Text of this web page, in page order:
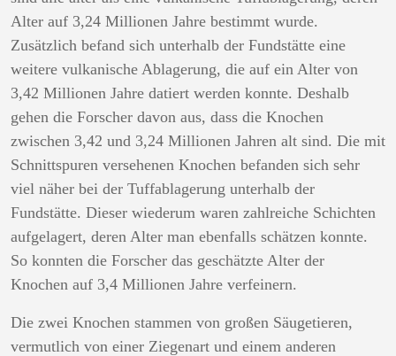
Alter auf 3,24 Millionen Jahre bestimmt wurde.
Zusätzlich befand sich unterhalb der Fundstätte eine
weitere vulkanische Ablagerung, die auf ein Alter von
3,42 Millionen Jahre datiert werden konnte. Deshalb
gehen die Forscher davon aus, dass die Knochen
zwischen 3,42 und 3,24 Millionen Jahren alt sind. Die mit
Schnittspuren versehenen Knochen befanden sich sehr
viel näher bei der Tuffablagerung unterhalb der
Fundstätte. Dieser wiederum waren zahlreiche Schichten
aufgelagert, deren Alter man ebenfalls schätzen konnte.
So konnten die Forscher das geschätzte Alter der
Knochen auf 3,4 Millionen Jahre verfeinern.
Die zwei Knochen stammen von großen Säugetieren,
vermutlich von einer Ziegenart und einem anderen